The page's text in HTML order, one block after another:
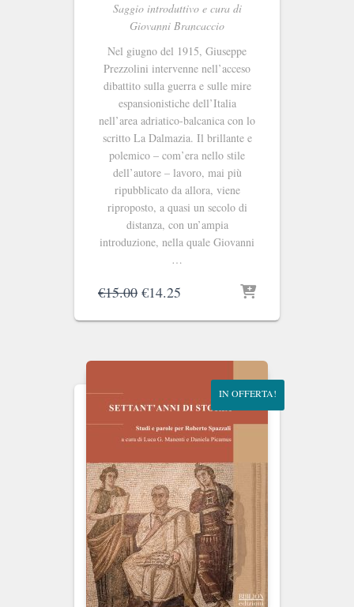
Saggio introduttivo e cura di
Giovanni Brancaccio
Nel giugno del 1915, Giuseppe
Prezzolini intervenne nell’acceso
dibattito sulla guerra e sulle mire
espansionistiche dell’Italia
nell’area adriatico-balcanica con lo
scritto La Dalmazia. Il brillante e
polemico – com’era nello stile
dell’autore – lavoro, mai più
ripubblicato da allora, viene
riproposto, a quasi un secolo di
distanza, con un’ampia
introduzione, nella quale Giovanni
…
€15.00 Il
originale
€15.00.
€14.25
attuale
€14.25.
IN OFFERTA!